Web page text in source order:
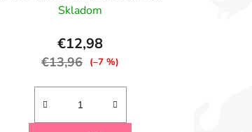
Airknit Grey
Skladom
€12,98
€13,96 (–7 %)